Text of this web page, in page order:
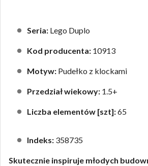
Seria: Lego Duplo
Kod producenta: 10913
Motyw: Pudełko z klockami
Przedział wiekowy: 1.5+
Liczba elementów [szt]:65
Indeks: 358735
Skutecznie inspiruje młodych